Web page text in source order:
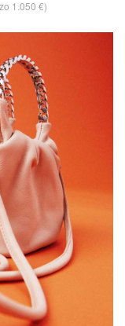
1.050 €)